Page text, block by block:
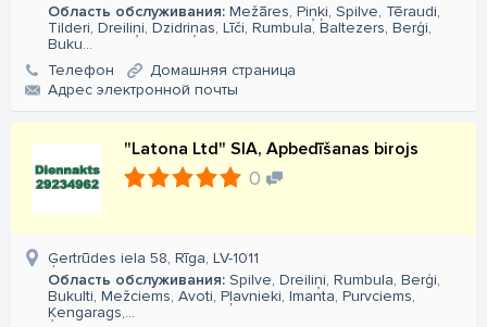
Область обслуживания: Mežāres, Piņķi, Spilve, Tēraudi,
Tilderi, Dreiliņi, Dzidriņas, Līči, Rumbula, Baltezers, Berģi,
Buku...
Телефон
Домашняя страница
Aдрес электронной почты
"Latona Ltd" SIA, Apbedīšanas birojs
0
Ģertrūdes iela 58, Rīga, LV-1011
Область обслуживания: Spilve, Dreiliņi, Rumbula, Berģi,
Bukulti, Mežciems, Avoti, Pļavnieki, Imanta, Purvciems,
Ķengarags,...